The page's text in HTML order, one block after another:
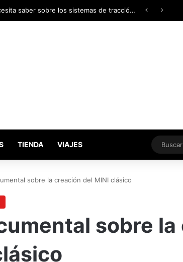
Invierno de Kartismo
TIENDA VIAJES
sobre la creación del MINI clásico
sobre la